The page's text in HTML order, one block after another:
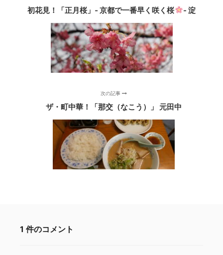
初花見！「正月桜」‐ 京都で一番早く咲く桜 - 淀
次の記事
ザ・町中華！「那交（なこう）」 元田中
1 件のコメント